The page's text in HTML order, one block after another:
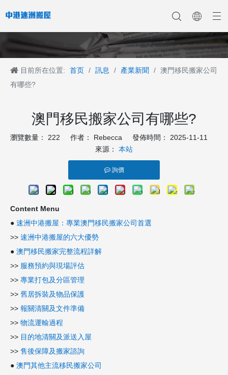
目前所在位置: 首页 / 訊息 / 產業新聞 / 澳門移民搬家公司
有哪些?
澳門移民搬家公司有哪些?
瀏覽數量： 222 作者： Rebecca 發佈時間： 2025-11-11
來源： 本站
詢價
Content Menu
● 速洲中港搬屋：專業澳門移民搬家公司首選
>> 速洲中港搬屋的六大優勢
● 澳門移民搬家完整流程詳解
>> 服務預約與現場評估
>> 專業打包及分區管理
>> 舊居拆裝及物品保護
>> 報關清關及文件準備
>> 物流運輸過程
>> 目的地清關及派送入屋
>> 售後保障及搬家諮詢
● 澳門其他主流移民搬家公司